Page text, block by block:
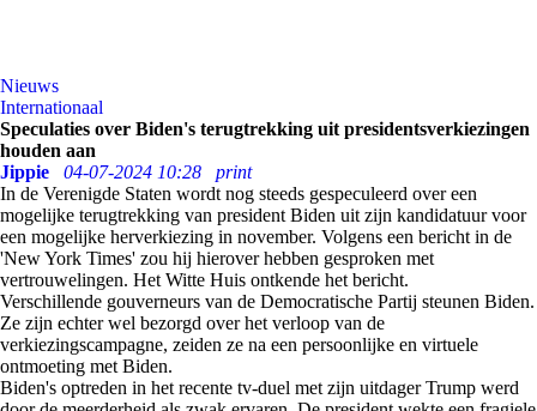
Nieuws
Internationaal
Speculaties over Biden's terugtrekking uit presidentsverkiezingen
houden aan
Jippie
04-07-2024 10:28
print
In de Verenigde Staten wordt nog steeds gespeculeerd over een
mogelijke terugtrekking van president Biden uit zijn kandidatuur voor
een mogelijke herverkiezing in november. Volgens een bericht in de
'New York Times' zou hij hierover hebben gesproken met
vertrouwelingen. Het Witte Huis ontkende het bericht.
Verschillende gouverneurs van de Democratische Partij steunen Biden.
Ze zijn echter wel bezorgd over het verloop van de
verkiezingscampagne, zeiden ze na een persoonlijke en virtuele
ontmoeting met Biden.
Biden's optreden in het recente tv-duel met zijn uitdager Trump werd